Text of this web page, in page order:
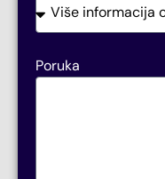
Poruka